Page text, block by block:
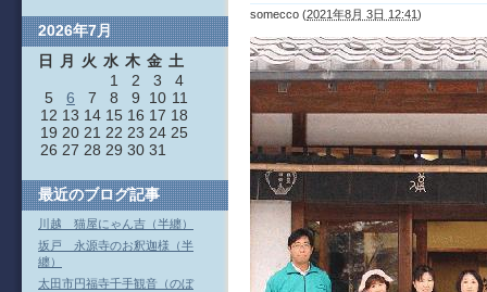
somecco (2021年8月 3日 12:41)
2026年7月
日
月 火 水 木 金 土
1
2 3
4
5
6 7 8 9 10 11
12 13 14 15 16 17 18
19 20 21 22 23 24 25
26 27 28 29 30 31
最近のブログ記事
川越 猫屋にゃん吉（半纏）
坂戸 永源寺のお釈迦様（半
纏）
太田市円福寺千手観音（のぼ